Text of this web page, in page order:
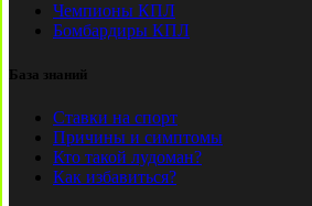
Чемпионы КПЛ
Бомбардиры КПЛ
База знаний
Ставки на спорт
Причины и симптомы
Кто такой лудоман?
Как избавиться?